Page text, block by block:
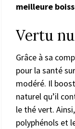
meilleure
Vertu
Grâce à sa
pour la santé
modéré. Il
naturel qu’il
le thé vert.
polyphénols et